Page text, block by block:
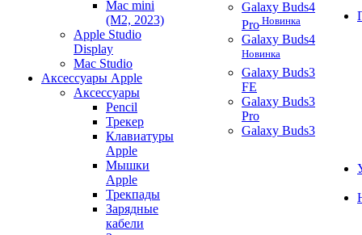
Mac mini
(M2, 2023)
Apple Studio
Display
Mac Studio
Аксессуары Apple
Аксессуары
Pencil
Трекер
Клавиатуры
Apple
Мышки
Apple
Трекпады
Зарядные
кабели
Galaxy Buds4
Pro Новинка
Galaxy Buds4
Новинка
Galaxy Buds3
FE
Galaxy Buds3
Pro
Galaxy Buds3